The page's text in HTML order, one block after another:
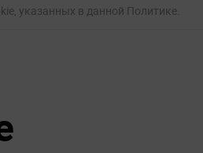
указанных в данной Политике.